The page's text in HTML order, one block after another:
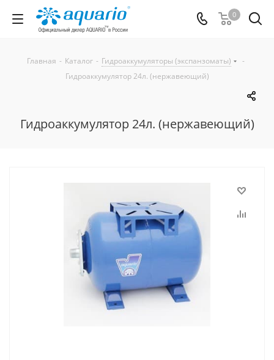
0
Главная - Каталог - Гидроаккумуляторы (экспанзоматы)
-
Гидроаккумулятор 24л. (нержавеющий)
Гидроаккумулятор 24л. (нержавеющий)